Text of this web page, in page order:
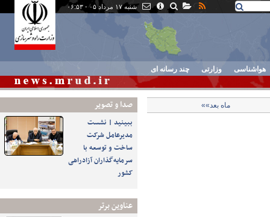
شنبه ۱۷ مرداد ۰۵ - ۰۶:۵۳
هواشناسی وزارتی چند رسانه ای
صدا و تصوير
ببینید | نشست
مدیرعامل شرکت
ساخت و توسعه با
سرمایه‌گذاران آزادراهی
کشور
عناوین برتر
ماه بعد»»